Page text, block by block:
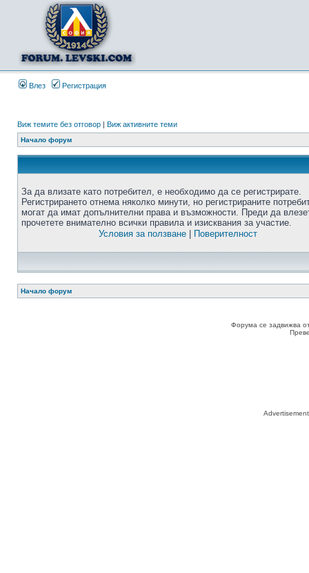
Влез Регистрация
Виж темите без отговор | Виж активните теми
Начало форум
За да влизате като потребител, е необходимо да се регистрирате.
Регистрирането отнема няколко минути, но регистрираните
могат да имат допълнителни права и възможности. Преди да
прочетете внимателно всички правила и изисквания за участие.
Условия за ползване| Поверителност
Начало форум
Форума се задвижва